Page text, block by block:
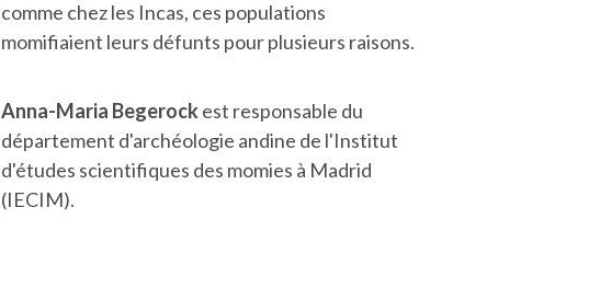
comme chez les Incas, ces populations
momifiaient leurs défunts pour plusieurs raisons.
Anna-Maria Begerock est responsable du
département d'archéologie andine de l'Institut
d'études scientifiques des momies à Madrid
(IECIM).